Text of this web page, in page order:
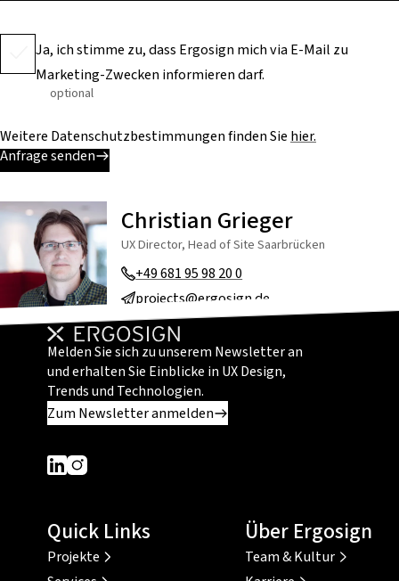
Ja, ich stimme zu, dass Ergosign mich via E-Mail zu
Marketing-Zwecken informieren darf.
optional
Weitere Datenschutzbestimmungen finden Sie hier.
Anfrage senden
Christian Grieger
UX Director, Head of Site Saarbrücken
+49 681 95 98 20 0
projects@ergosign.de
Melden Sie sich zu unserem Newsletter an
und erhalten Sie Einblicke in UX Design,
Trends und Technologien.
Zum Newsletter anmelden
Dieser Link führt zu einer externen Seite
Dieser Link führt zu einer externen Seite
Quick Links
Projekte
Über Ergosign
Team & Kultur